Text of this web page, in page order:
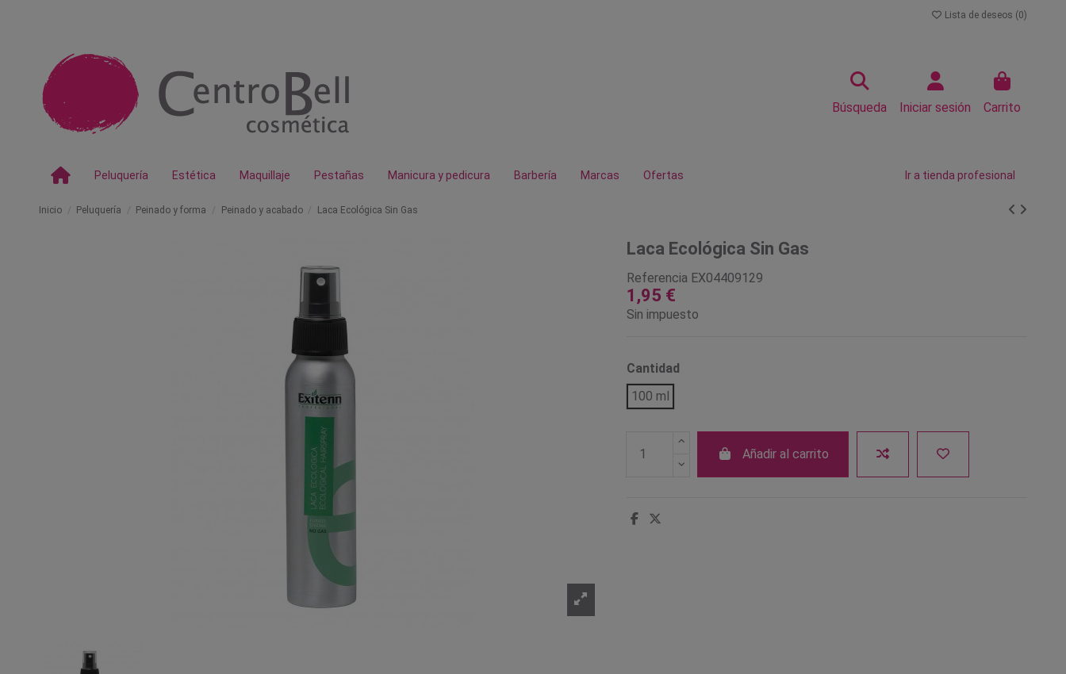
Lista de deseos (0)
Búsqueda Iniciar sesión Carrito
Peluquería Estética Maquillaje Pestañas Manicura y pedicura Barbería Marcas Ofertas Ir a tienda profesional
Inicio Peluquería Peinado y forma Peinado y acabado Laca Ecológica Sin Gas
Laca Ecológica Sin Gas
Referencia EX04409129
1,95 €
Sin impuesto
Cantidad
100 ml
Añadir al carrito